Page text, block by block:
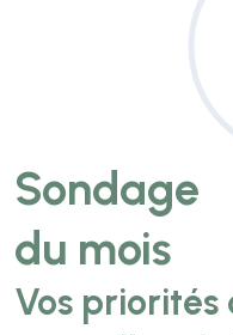
Sondage
du mois
Vos